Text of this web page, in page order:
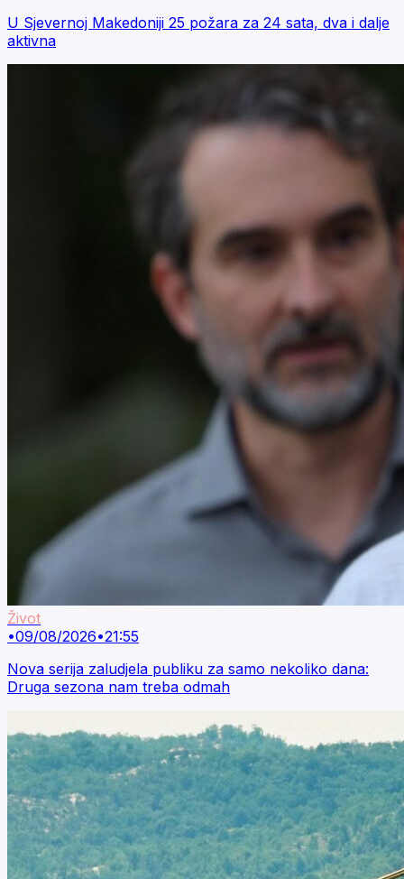
U Sjevernoj Makedoniji 25 požara za 24 sata, dva i dalje
aktivna
Život
•09/08/2026•21:55
Nova serija zaludjela publiku za samo nekoliko dana:
Druga sezona nam treba odmah